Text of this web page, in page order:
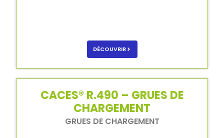
DÉCOUVRIR
CACES® R.490 – GRUES DE
CHARGEMENT
GRUES DE CHARGEMENT